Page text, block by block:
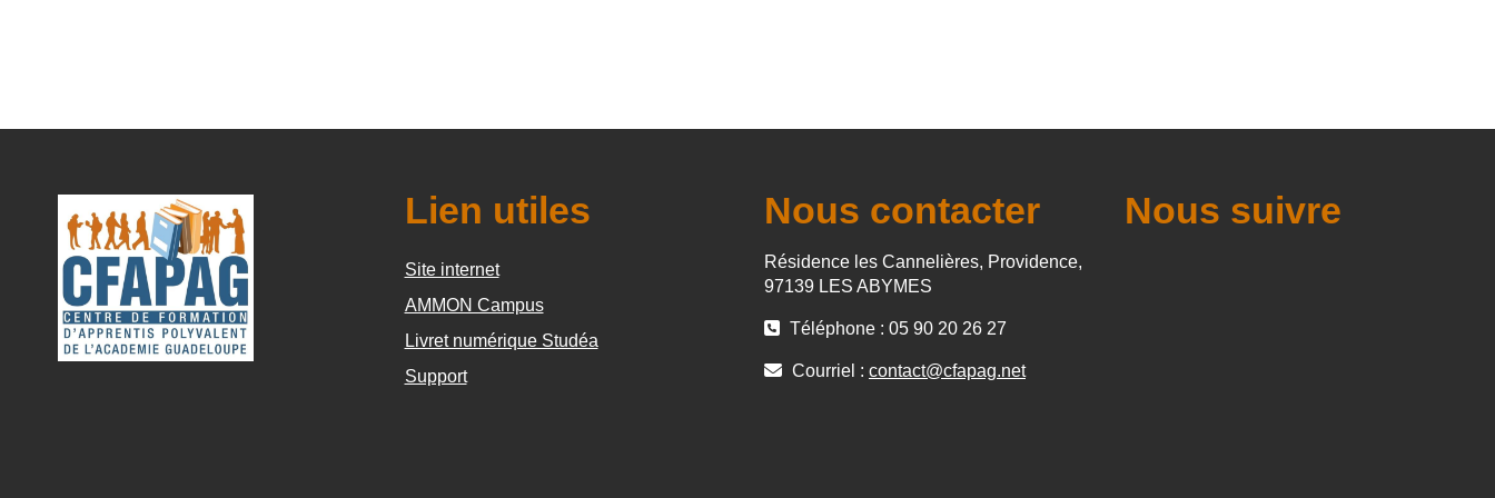
Lien utiles
Site internet
AMMON Campus
Livret numérique Studéa
Support
Nous contacter
Résidence les Cannelières, Providence,
97139 LES ABYMES
Téléphone : 05 90 20 26 27
Courriel : contact@cfapag.net
Nous suivre